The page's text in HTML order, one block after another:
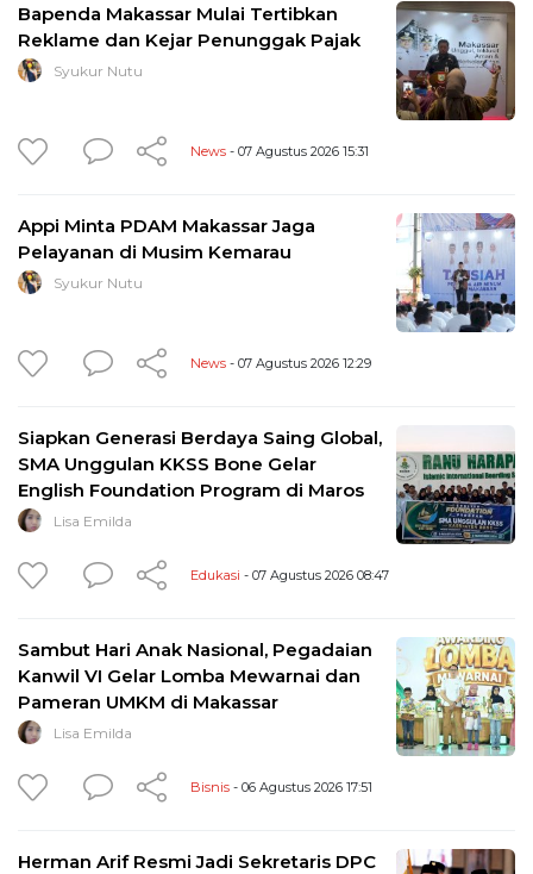
Bapenda Makassar Mulai Tertibkan
Reklame dan Kejar Penunggak Pajak
Syukur Nutu
News - 07 Agustus 2026 15:31
Appi Minta PDAM Makassar Jaga
Pelayanan di Musim Kemarau
Syukur Nutu
News - 07 Agustus 2026 12:29
Siapkan Generasi Berdaya Saing Global,
SMA Unggulan KKSS Bone Gelar
English Foundation Program di Maros
Lisa Emilda
Edukasi - 07 Agustus 2026 08:47
Sambut Hari Anak Nasional, Pegadaian
Kanwil VI Gelar Lomba Mewarnai dan
Pameran UMKM di Makassar
Lisa Emilda
Bisnis - 06 Agustus 2026 17:51
Herman Arif Resmi Jadi Sekretaris DPC